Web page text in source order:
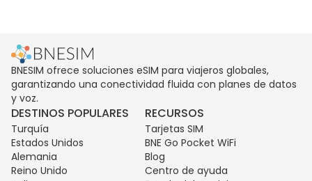
BNESIM ofrece soluciones eSIM para viajeros globales,
garantizando una conectividad fluida con planes de datos
y voz.
DESTINOS POPULARES
Turquía
Estados Unidos
Alemania
Reino Unido
RECURSOS
Tarjetas SIM
BNE Go Pocket WiFi
Blog
Centro de ayuda